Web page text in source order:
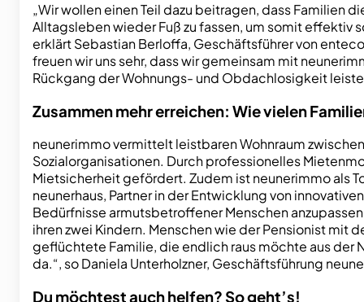
„Wir wollen einen Teil dazu beitragen, dass Familien
Alltagsleben wieder Fuß zu fassen, um somit effektiv
erklärt Sebastian Berloffa, Geschäftsführer von
freuen wir uns sehr, dass wir gemeinsam mit
Rückgang der Wohnungs- und Obdachlosigkeit
Zusammen mehr erreichen: Wie vielen
neunerimmo vermittelt leistbaren Wohnraum
Sozialorganisationen. Durch professionelles
Mietsicherheit gefördert. Zudem ist neunerimmo als
neunerhaus, Partner in der Entwicklung von
Bedürfnisse armutsbetroffener Menschen
ihren zwei Kindern. Menschen wie der Pensionist mit
geflüchtete Familie, die endlich raus möchte aus der
da.“, so Daniela Unterholzner, Geschäftsführung
Du möchtest auch helfen? So geht’s!